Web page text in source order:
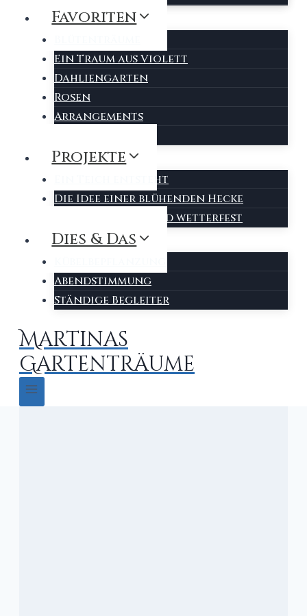
Favoriten
Ein Traum aus Violett
Dahliengarten
Rosen
Arrangements
Projekte
Ein Teich entsteht
Die Idee einer blühenden Hecke
Unser Schauer wird wetterfest
Dies & Das
Abendstimmung
Ständige Begleiter
Martinas
Gartenträume